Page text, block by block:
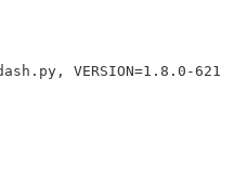
VERSION=1.8.0-621